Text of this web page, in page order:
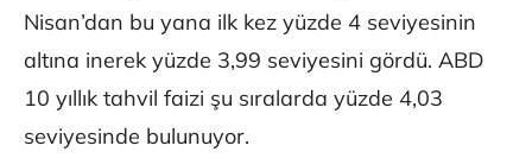
Nisan’dan bu yana ilk kez yüzde 4 seviyesinin
altına inerek yüzde 3,99 seviyesini gördü. ABD
10 yıllık tahvil faizi şu sıralarda yüzde 4,03
seviyesinde bulunuyor.